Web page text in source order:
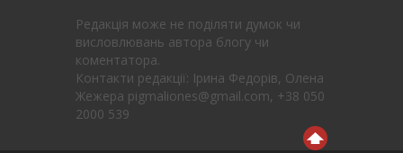
Редакція може не поділяти думок чи
висловлювань автора блогу чи
коментатора.
Контакти редакції: Ірина Федорів, Олена
Жежера pigmaliones@gmail.com, +38 050
2000 539